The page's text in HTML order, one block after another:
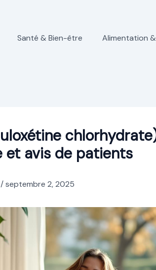
Santé & Bien-être Alimentation
et avis de patients
/septembre 2, 2025